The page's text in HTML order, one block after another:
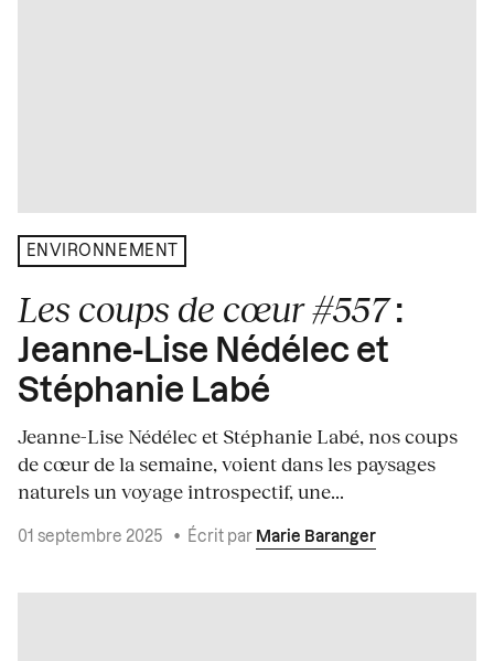
ENVIRONNEMENT
Les coups de cœur #557 :
Jeanne-Lise Nédélec et
Stéphanie Labé
Jeanne-Lise Nédélec et Stéphanie Labé, nos coups
de cœur de la semaine, voient dans les paysages
naturels un voyage introspectif, une...
01 septembre 2025 • Écrit par Marie Baranger